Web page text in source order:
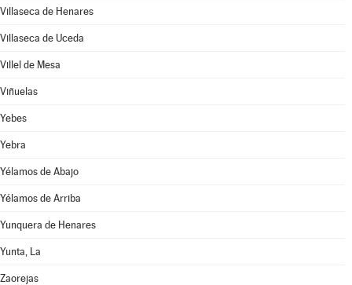
Villaseca de Henares
Villaseca de Uceda
Villel de Mesa
Viñuelas
Yebes
Yebra
Yélamos de Abajo
Yélamos de Arriba
Yunquera de Henares
Yunta, La
Zaorejas